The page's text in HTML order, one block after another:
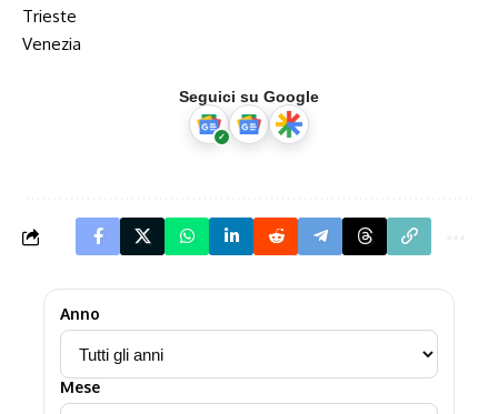
Trieste
Venezia
Seguici su Google
Anno
Mese